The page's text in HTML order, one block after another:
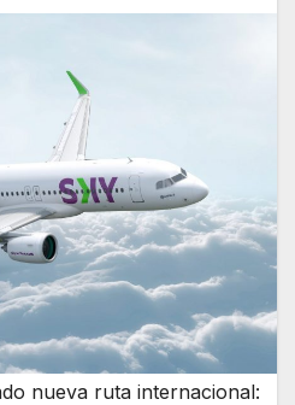
nueva ruta internacional: